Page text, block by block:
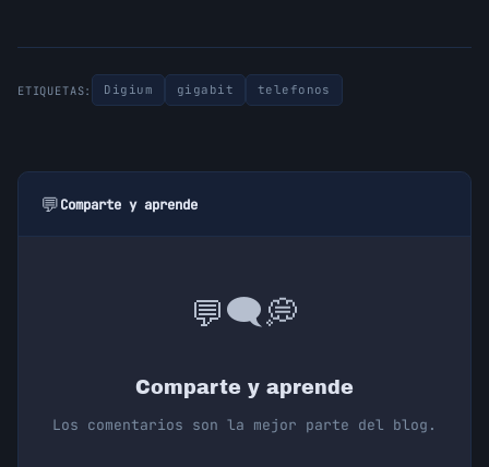
ETIQUETAS: Digium gigabit telefonos
💬Comparte y aprende
💬🗨️💭
Comparte y aprende
Los comentarios son la mejor parte del blog.